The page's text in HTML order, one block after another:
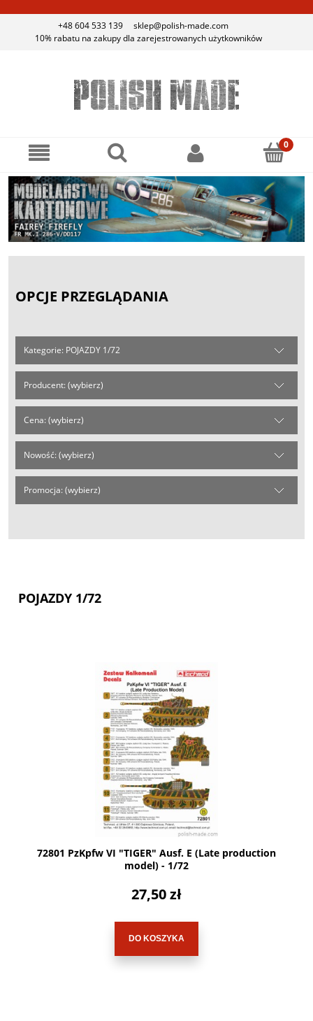
+48 604 533 139
sklep@polish-made.com
10% rabatu na zakupy dla zarejestrowanych użytkowników
OPCJE PRZEGLĄDANIA
Kategorie: POJAZDY 1/72
Producent: (wybierz)
Cena: (wybierz)
Nowość: (wybierz)
Promocja: (wybierz)
POJAZDY 1/72
72801 PzKpfw VI "TIGER" Ausf. E (Late production
model) - 1/72
27,50 zł
DO KOSZYKA